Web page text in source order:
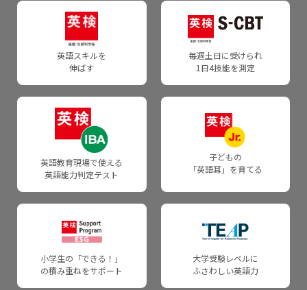
通訳ガイド試験での活用
試験日程・会場・検定料
受験情報
受験準備に関する情報
団体・学校関係者の方
団体ポータルで申し込む
郵送・FAX申込について
お申し込みの前に
団体申込について
団体申込の注意点・ご案内
申込資材のご注文・資料のダウンロード
英検ポスター・受験案内
団体向け成績提供システム
各種証明に関するご案内
合格証明書
英検CSEスコア証明書
合格バッジ
採点基準と品質担保の仕組みについて
各級の審査基準
採点の質を確保するための方策
英検CSEスコアでの合否判定方法について
準2級の過去問・試験内容
3級の過去問・試験内容
4級の過去問・試験内容
5級の過去問・試験内容
各級の目安
受験者の声
申込資材のご注文・資料のダウンロード
申込資材のご注文
英検ポスター・受験案内
成績データを受け取る
団体向け成績提供システム
英検成績ダウンロードシステム
英語情報Web
教員研修・セミナー情報
よくあるご質問・自動応答サービス
WEBお問い合わせフォーム
団体で申し込んだ受験者
よくあるご質問・自動応答サービス
WEBお問い合わせフォーム
団体・学校関係者向けお問い合わせ
よくあるご質問・自動応答サービス
Webお問い合わせフォーム
英語スキルを
伸ばす
毎週土日に受けられ
1日4技能を測定
英語教育現場で使える
英語能力判定テスト
子どもの
「英語耳」を育てる
小学生の「できる！」
の積み重ねをサポート
大学受験レベルに
ふさわしい英語力